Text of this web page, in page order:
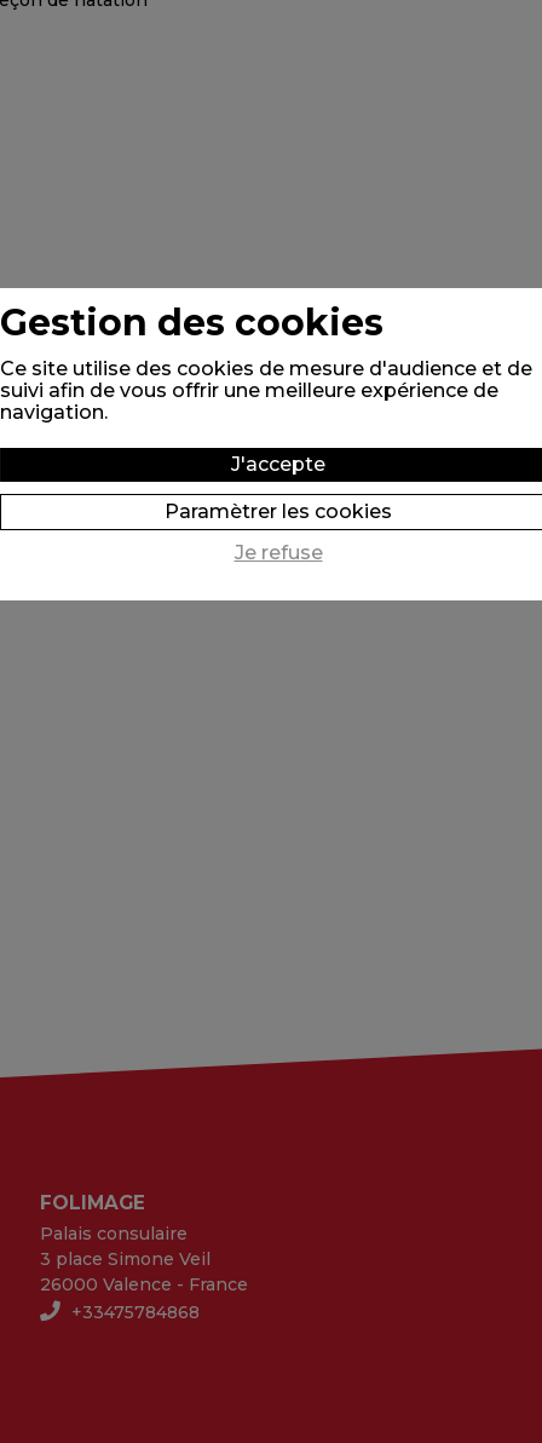
FOLIMAGE
Palais consulaire
3 place Simone Veil
26000 Valence - France
+33475784868
Gestion des cookies
Ce site utilise des cookies de mesure d'audience et de
suivi afin de vous offrir une meilleure expérience de
navigation.
J'accepte
Paramètrer les cookies
Je refuse